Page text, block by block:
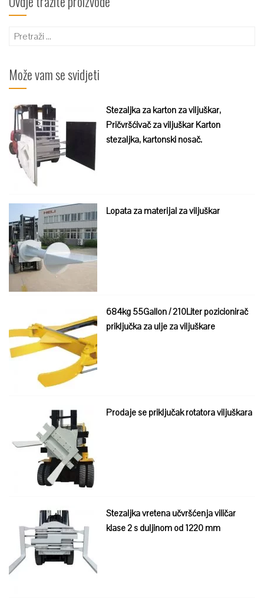
Pretraži:
Može vam se svidjeti
Stezaljka za karton za viljuškar,
Pričvršćivač za viljuškar Karton
stezaljka, kartonski nosač.
Lopata za materijal za viljuškar
684kg 55Gallon / 210Liter pozicionirač
priključka za ulje za viljuškare
Prodaje se priključak rotatora viljuškara
Stezaljka vretena učvršćenja viličar
klase 2 s duljinom od 1220 mm